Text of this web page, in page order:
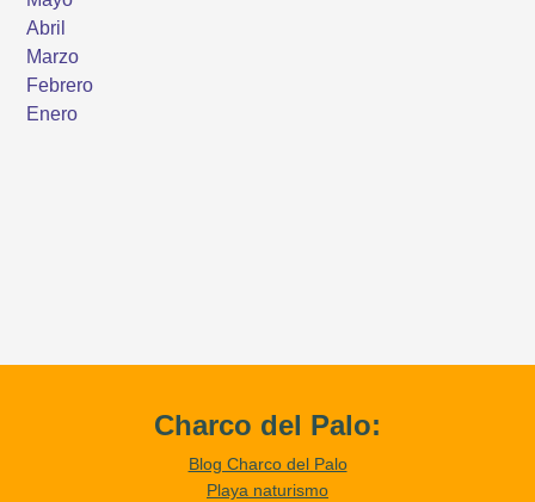
Charco del Palo:
Blog Charco del Palo
Playa naturismo